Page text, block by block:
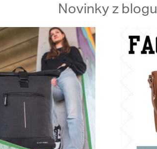
Novinky z blogu